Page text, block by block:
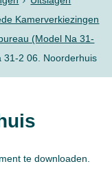
Kamerverkiezingen
(Model Na 31-
31-2 06. Noorderhuis
te downloaden.